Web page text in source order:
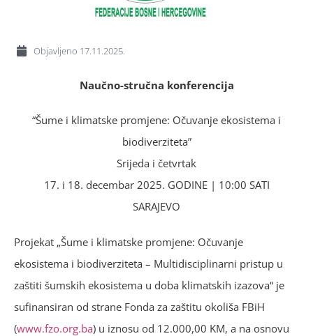
Objavljeno 17.11.2025.
Naučno-stručna konferencija
“Šume i klimatske promjene: Očuvanje ekosistema i
biodiverziteta”
Srijeda i četvrtak
17. i 18. decembar 2025. GODINE | 10:00 SATI
SARAJEVO
Projekat „Šume i klimatske promjene: Očuvanje
ekosistema i biodiverziteta – Multidisciplinarni pristup u
zaštiti šumskih ekosistema u doba klimatskih izazova“ je
sufinansiran od strane Fonda za zaštitu okoliša FBiH
(www.fzo.org.ba) u iznosu od 12.000,00 KM, a na osnovu